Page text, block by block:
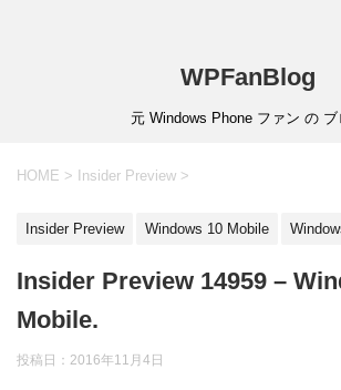
WPFanBlog
元 Windows Phone ファン の ブ
HOME > Insider Preview >
Insider Preview Windows 10 Mobile
Insider Preview 14959 –
Mobile.
投稿日： 2016年11月4日